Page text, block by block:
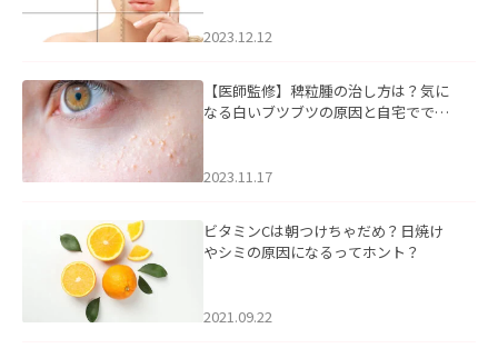
2023.12.12
【医師監修】稗粒腫の治し方は？気に
なる白いブツブツの原因と自宅ででき
2023.11.17
ビタミンCは朝つけちゃだめ？日焼け
やシミの原因になるってホント？
2021.09.22